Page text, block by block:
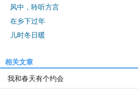
风中，聆听方言
在乡下过年
儿时冬日暖
相关文章
我和春天有个约会